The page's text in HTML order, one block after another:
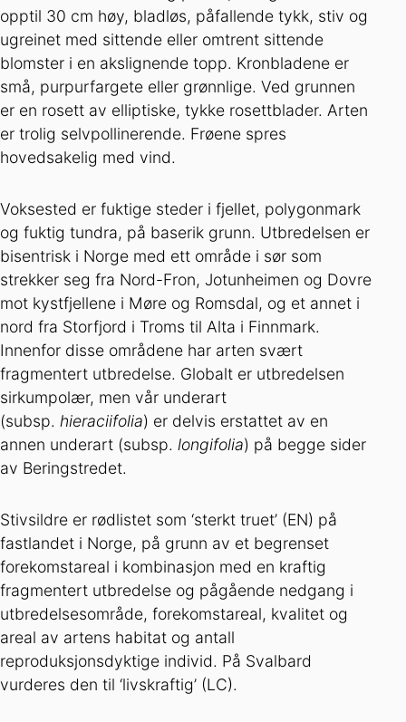
opptil 30 cm høy, bladløs, påfallende tykk, stiv og
ugreinet med sittende eller omtrent sittende
blomster i en akslignende topp. Kronbladene er
små, purpurfargete eller grønnlige. Ved grunnen
er en rosett av elliptiske, tykke rosettblader. Arten
er trolig selvpollinerende. Frøene spres
hovedsakelig med vind.
Voksested er fuktige steder i fjellet, polygonmark
og fuktig tundra, på baserik grunn. Utbredelsen er
bisentrisk i Norge med ett område i sør som
strekker seg fra Nord-Fron, Jotunheimen og Dovre
mot kystfjellene i Møre og Romsdal, og et annet i
nord fra Storfjord i Troms til Alta i Finnmark.
Innenfor disse områdene har arten svært
fragmentert utbredelse. Globalt er utbredelsen
sirkumpolær, men vår underart
(subsp. hieraciifolia) er delvis erstattet av en
annen underart (subsp. longifolia) på begge sider
av Beringstredet.
Stivsildre er rødlistet som ‘sterkt truet’ (EN) på
fastlandet i Norge, på grunn av et begrenset
forekomstareal i kombinasjon med en kraftig
fragmentert utbredelse og pågående nedgang i
utbredelsesområde, forekomstareal, kvalitet og
areal av artens habitat og antall
reproduksjonsdyktige individ. På Svalbard
vurderes den til ‘livskraftig’ (LC).